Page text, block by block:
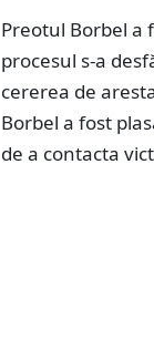
Preotul Borbel a
procesul s-a
cererea de
Borbel a fost
de a contacta